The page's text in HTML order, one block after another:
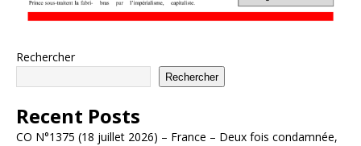
Rechercher
Rechercher
Recent Posts
CO N°1375 (18 juillet 2026) – France – Deux fois condamnée,